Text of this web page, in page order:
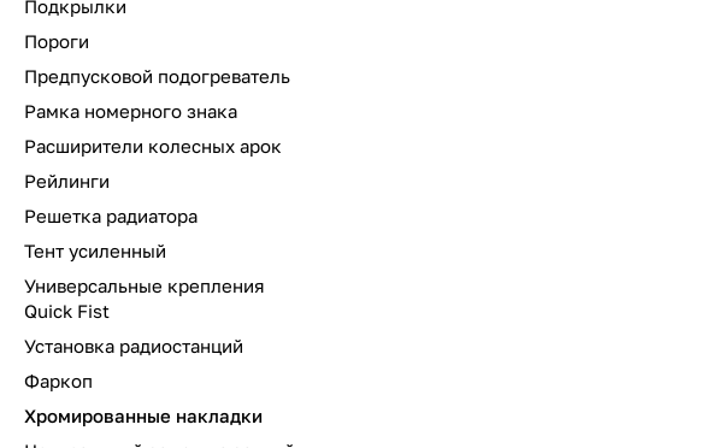
Подкрылки
Пороги
Предпусковой подогреватель
Рамка номерного знака
Расширители колесных арок
Рейлинги
Решетка радиатора
Тент усиленный
Универсальные крепления
Quick Fist
Установка радиостанций
Фаркоп
Хромированные накладки